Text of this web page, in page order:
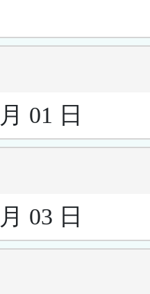
01 日
03 日